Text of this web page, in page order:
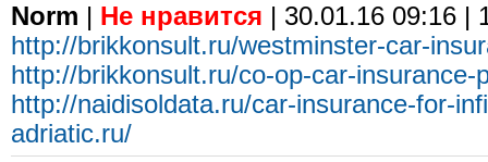
Norm | Не нравится | 30.01.16 09:16 |
http://brikkonsult.ru/westminster-car-
http://brikkonsult.ru/co-op-car-insurance-
http://naidisoldata.ru/car-insurance-for-
adriatic.ru/